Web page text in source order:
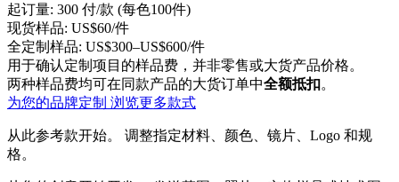
起订量: 300 付/款 (每色100件)
现货样品: US$60/件
全定制样品: US$300–US$600/件
用于确认定制项目的样品费，并非零售或大货产品价格。
两种样品费均可在同款产品的大货订单中全额抵扣。
为您的品牌定制 浏览更多款式
从此参考款开始。 调整指定材料、颜色、镜片、Logo 和规
格。